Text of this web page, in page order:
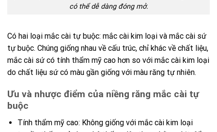
có thể dễ dàng đóng mở.
Có hai loại mắc cài tự buộc: mắc cài kim loại và mắc cài sứ
tự buộc. Chúng giống nhau về cấu trúc, chỉ khác về chất liệu,
mắc cài sứ có tính thẩm mỹ cao hơn so với mắc cài kim loại
do chất liệu sứ có màu gần giống với màu răng tự nhiên.
Ưu và nhược điểm của niềng răng mắc cài tự
buộc
Tính thẩm mỹ cao: Không giống với mắc cài kim loại